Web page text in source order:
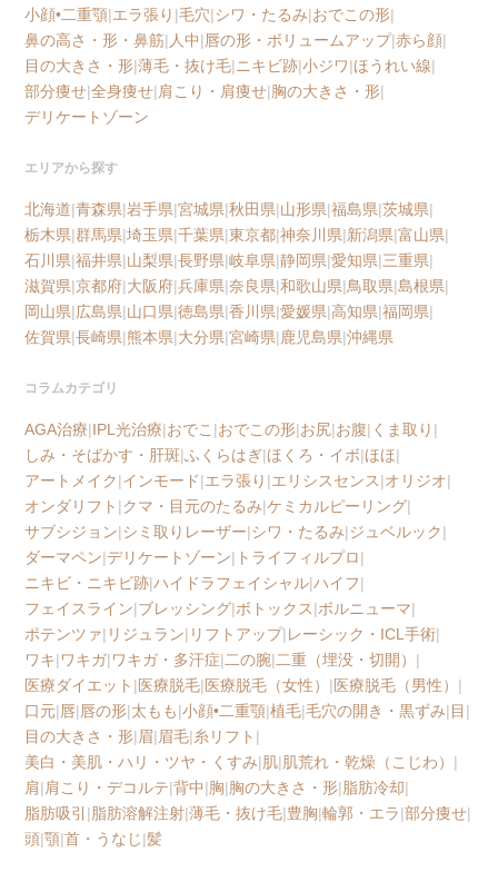
小顔•二重顎|エラ張り |毛穴|シワ・たるみ|おでこの形|
鼻の高さ・形・鼻筋| 人中|唇の形・ボリュームアップ|赤ら顔|
目の大きさ・形|薄毛・抜け毛| ニキビ跡|小ジワ|ほうれい線|
部分痩せ|全身痩せ|肩こり・肩痩せ|胸の大きさ・形|
デリケートゾーン
エリアから探す
北海道|青森県|岩手県|宮城県|秋田県|山形県|福島県|茨城県|
栃木県|群馬県|埼玉県|千葉県|東京都|神奈川県|新潟県|富山県|
石川県|福井県|山梨県|長野県|岐阜県|静岡県|愛知県|三重県|
滋賀県|京都府|大阪府|兵庫県|奈良県|和歌山県|鳥取県|島根県|
岡山県|広島県|山口県|徳島県|香川県|愛媛県|高知県|福岡県|
佐賀県|長崎県|熊本県|大分県|宮崎県|鹿児島県|沖縄県
コラムカテゴリ
AGA治療|IPL光治療|おでこ |おでこの形|お尻|お腹| くま取り |
しみ・そばかす・肝斑|ふくらはぎ|ほくろ・イボ|ほほ|
アートメイク|インモード|エラ張り |エリシスセンス|オリジオ|
オンダリフト |クマ・目元のたるみ|ケミカルピーリング|
サブシジョン|シミ取りレーザー|シワ・たるみ|ジュベルック|
ダーマペン|デリケートゾーン| トライフィルプロ|
ニキビ・ニキビ跡|ハイドラフェイシャル|ハイフ|
フェイスライン|ブレッシング|ボトックス|ボルニューマ|
ポテンツァ| リジュラン| リフトアップ|レーシック・ICL手術|
ワキ|ワキガ|ワキガ・多汗症|二の腕|二重（埋没・切開） |
医療ダイエット |医療脱毛|医療脱毛（女性） |医療脱毛（男性） |
口元|唇|唇の形|太もも|小顔•二重顎|植毛|毛穴の開き・黒ずみ|目 |
目の大きさ・形|眉|眉毛|糸リフト |
美白・美肌・ハリ・ツヤ・くすみ|肌|肌荒れ・乾燥（こじわ） |
肩|肩こり・デコルテ|背中|胸|胸の大きさ・形|脂肪冷却|
脂肪吸引 |脂肪溶解注射|薄毛・抜け毛|豊胸|輪郭・エラ|部分痩せ|
頭|顎|首・うなじ|髪